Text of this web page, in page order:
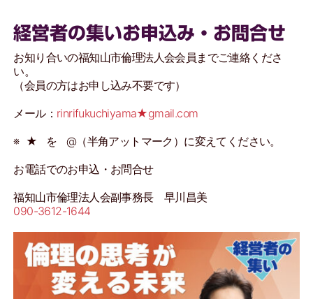
経営者の集いお申込み・お問合せ
お知り合いの福知山市倫理法人会会員までご連絡くださ
い。
（会員の方はお申し込み不要です）
メール： rinrifukuchiyama★gmail.com
※ ★ を @（半角アットマーク）に変えてください。
お電話でのお申込・お問合せ
福知山市倫理法人会副事務長 早川昌美
090-3612-1644